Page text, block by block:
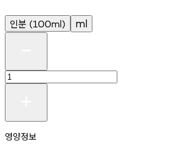
인분 (100ml) ml
영양정보